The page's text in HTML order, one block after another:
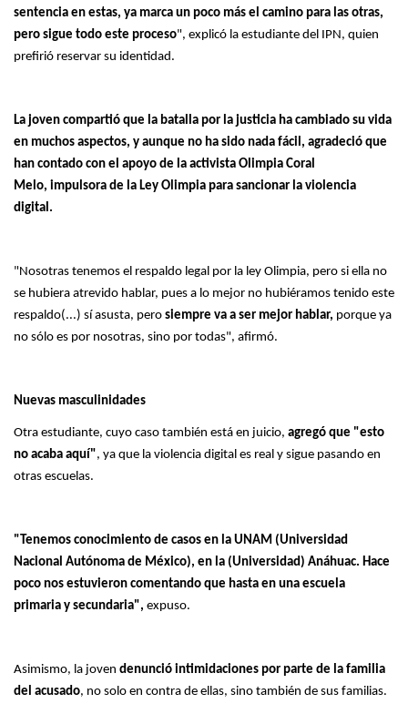
sentencia en estas, ya marca un poco más el camino para las otras,
pero sigue todo este proceso", explicó la estudiante del IPN, quien
prefirió reservar su identidad.
La joven compartió que la batalla por la justicia ha cambiado su vida
en muchos aspectos, y aunque no ha sido nada fácil, agradeció que
han contado con el apoyo de la activista Olimpia Coral
Melo, impulsora de la Ley Olimpia para sancionar la violencia
digital.
"Nosotras tenemos el respaldo legal por la ley Olimpia, pero si ella no
se hubiera atrevido hablar, pues a lo mejor no hubiéramos tenido este
respaldo(...) sí asusta, pero siempre va a ser mejor hablar, porque ya
no sólo es por nosotras, sino por todas", afirmó.
Nuevas masculinidades
Otra estudiante, cuyo caso también está en juicio, agregó que "esto
no acaba aquí", ya que la violencia digital es real y sigue pasando en
otras escuelas.
"Tenemos conocimiento de casos en la UNAM (Universidad
Nacional Autónoma de México), en la (Universidad) Anáhuac. Hace
poco nos estuvieron comentando que hasta en una escuela
primaria y secundaria", expuso.
Asimismo, la joven denunció intimidaciones por parte de la familia
del acusado, no solo en contra de ellas, sino también de sus familias.